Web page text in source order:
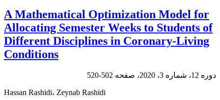
A Mathematical Optimization Model for
Allocating Semester Weeks to Students of
Different Disciplines in Coronary-Living
Conditions
دوره 12، شماره 3، 2020، صفحه 502-520
Hassan Rashidi، Zeynab Rashidi